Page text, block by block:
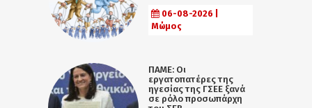
06-08-2026 |
Μώμος
ΠΑΜΕ: Οι
εργατοπατέρες της
ηγεσίας της ΓΣΕΕ ξανά
σε ρόλο προσωπάρχη